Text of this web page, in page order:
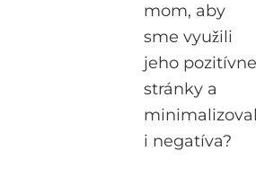
mom, aby
sme využili
jeho pozitívne
stránky a
minimalizoval
i negatíva?